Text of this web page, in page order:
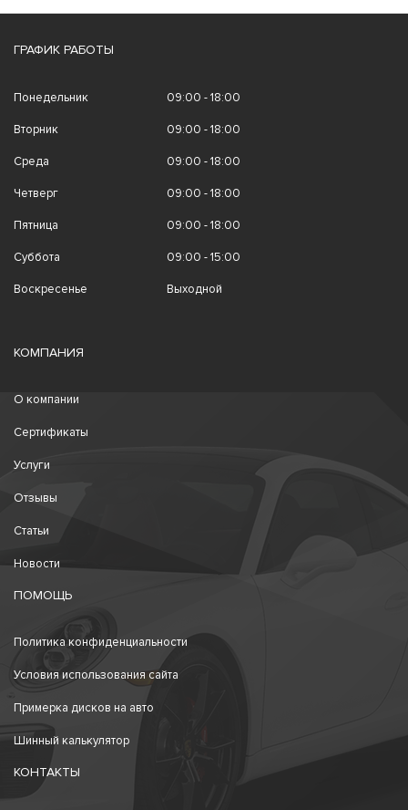
ГРАФИК РАБОТЫ
Понедельник 09:00 - 18:00
Вторник 09:00 - 18:00
Среда 09:00 - 18:00
Четверг 09:00 - 18:00
Пятница 09:00 - 18:00
Суббота 09:00 - 15:00
Воскресенье Выходной
КОМПАНИЯ
О компании
Сертификаты
Услуги
Отзывы
Статьи
Новости
ПОМОЩЬ
Политика конфиденциальности
Условия использования сайта
Примерка дисков на авто
Шинный калькулятор
КОНТАКТЫ